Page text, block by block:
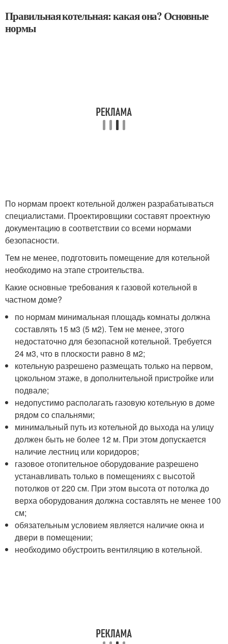
Правильная котельная: какая она? Основные
нормы
По нормам проект котельной должен разрабатываться
специалистами. Проектировщики составят проектную
документацию в соответствии со всеми нормами
безопасности.
Тем не менее, подготовить помещение для котельной
необходимо на этапе строительства.
Какие основные требования к газовой котельной в
частном доме?
по нормам минимальная площадь комнаты должна
составлять 15 м3 (5 м2). Тем не менее, этого
недостаточно для безопасной котельной. Требуется
24 м3, что в плоскости равно 8 м2;
котельную разрешено размещать только на первом,
цокольном этаже, в дополнительной пристройке или
подвале;
недопустимо располагать газовую котельную в доме
рядом со спальнями;
минимальный путь из котельной до выхода на улицу
должен быть не более 12 м. При этом допускается
наличие лестниц или коридоров;
газовое отопительное оборудование разрешено
устанавливать только в помещениях с высотой
потолков от 220 см. При этом высота от потолка до
верха оборудования должна составлять не менее 100
см;
обязательным условием является наличие окна и
двери в помещении;
необходимо обустроить вентиляцию в котельной.